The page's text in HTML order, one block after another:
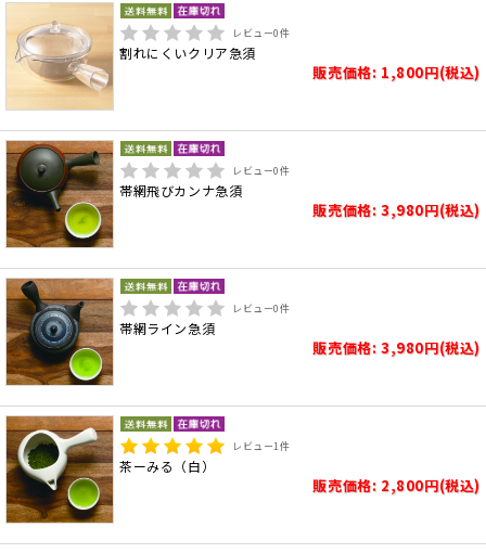
レビュー0件
割れにくいクリア急須
販売価格: 1,800円(税込)
レビュー0件
帯網飛びカンナ急須
販売価格: 3,980円(税込)
レビュー0件
帯網ライン急須
販売価格: 3,980円(税込)
レビュー1件
茶ーみる（白）
販売価格: 2,800円(税込)